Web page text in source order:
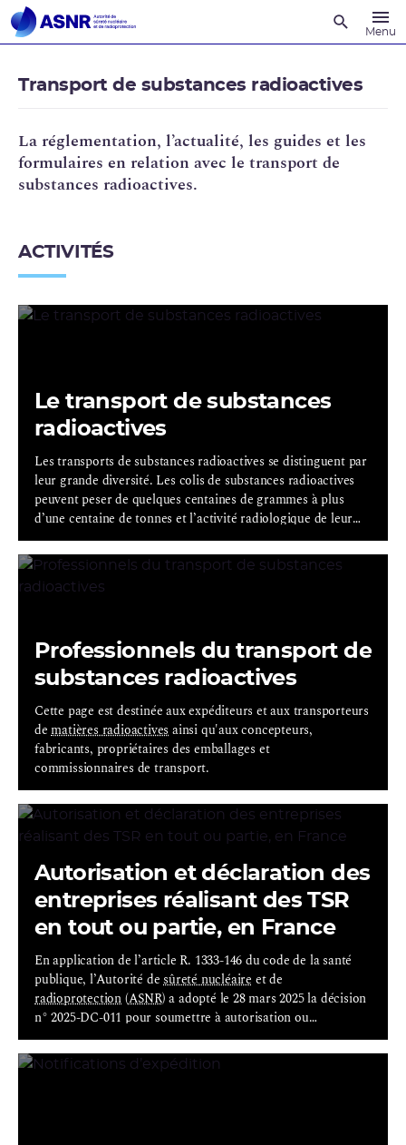
Menu
Transport de substances radioactives
La réglementation, l’actualité, les guides et les
formulaires en relation avec le transport de
substances radioactives.
ACTIVITÉS
Le transport de substances
radioactives
Les transports de substances radioactives se distinguent par
leur grande diversité. Les colis de substances radioactives
peuvent peser de quelques centaines de grammes à plus
d’une centaine de tonnes et l’activité radiologique de leur
contenu peut s’étendre de quelques milliers de becquerels à
des milliards de milliards de becquerels pour les colis de
combustibles nucléaires irradiés.
Professionnels du transport de
substances radioactives
Cette page est destinée aux expéditeurs et aux transporteurs
dematières radioactivesainsi qu'aux concepteurs,
fabricants, propriétaires des emballages et
commissionnaires de transport.
Autorisation et déclaration des
entreprises réalisant des TSR
en tout ou partie, en France
En application de l’article R. 1333-146 du code de la santé
publique, l’Autorité desûreté nucléaire et de
radioprotection(ASNR) a adopté le 28 mars 2025 la décision
n° 2025-DC-011 pour soumettre à autorisation ou
déclaration certaines activités de transport des matières
radioactives. Elle succède à la décision n° 2015 DC 0503 de
l’Autorité de sûreté nucléaire du 12 mars 2015 qui instaurait